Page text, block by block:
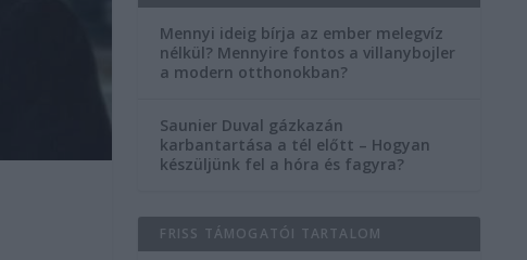
Mennyi ideig bírja az ember melegvíz
nélkül? Mennyire fontos a villanybojler
a modern otthonokban?
Saunier Duval gázkazán
karbantartása a tél előtt – Hogyan
készüljünk fel a hóra és fagyra?
FRISS TÁMOGATÓI TARTALOM